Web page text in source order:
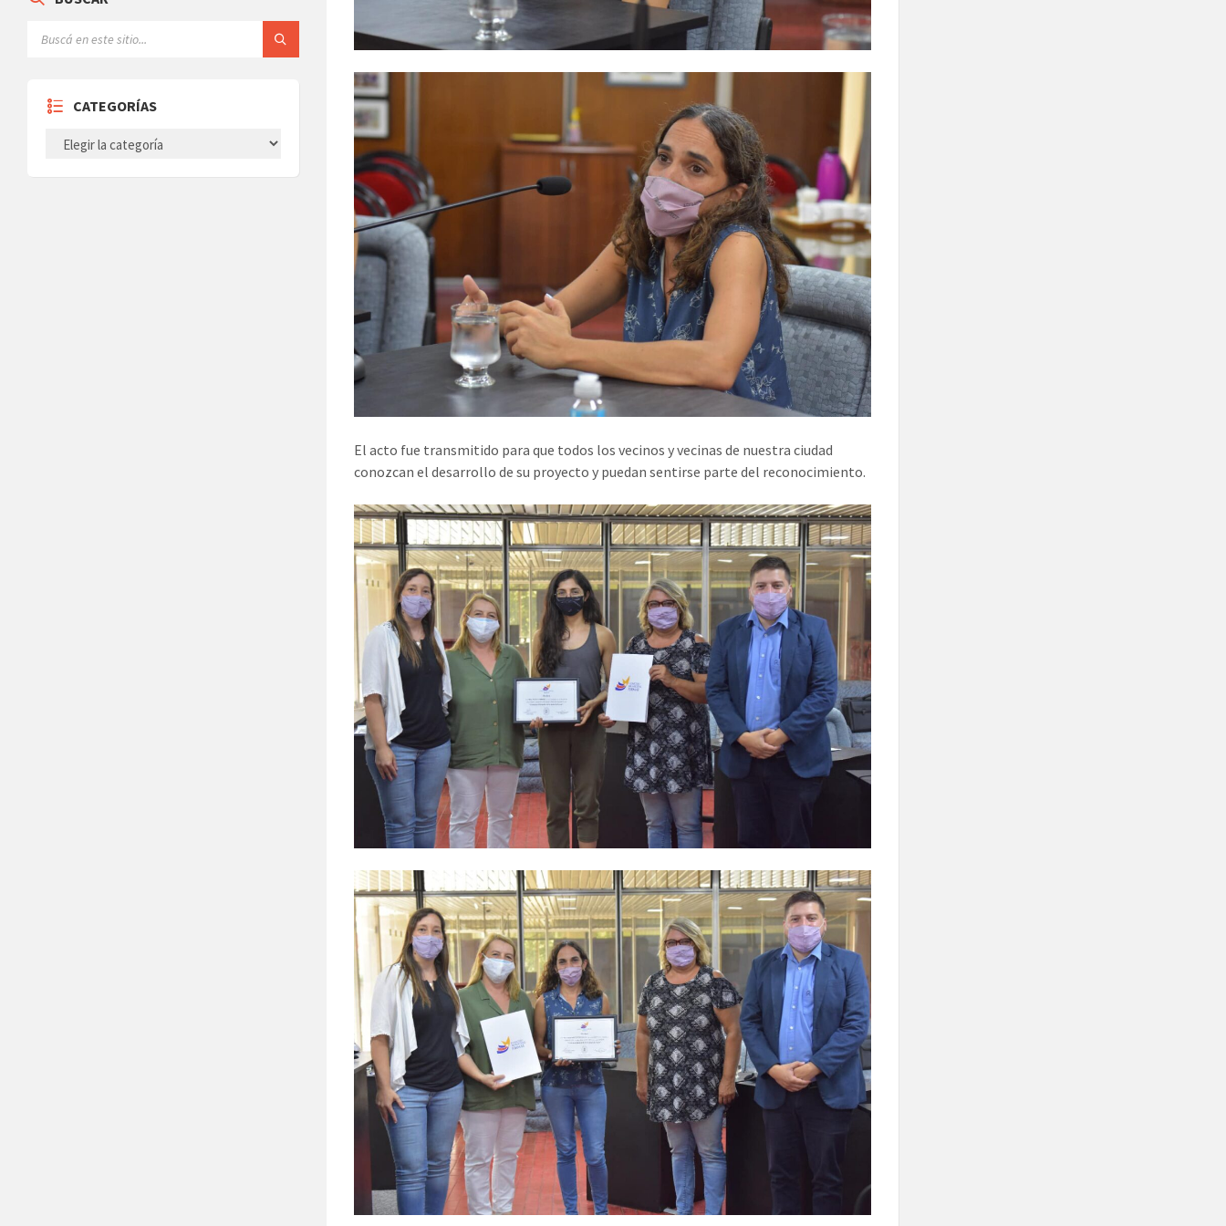
El acto fue transmitido para que todos los vecinos y vecinas de nuestra ciudad
conozcan el desarrollo de su proyecto y puedan sentirse parte del reconocimiento.
CATEGORÍAS